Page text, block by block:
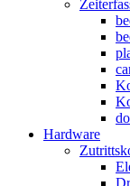
Hardware